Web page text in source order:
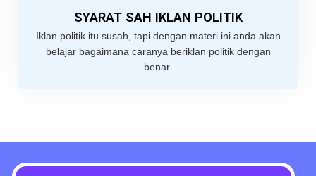
SYARAT SAH IKLAN POLITIK
Iklan politik itu susah, tapi dengan materi ini anda akan
belajar bagaimana caranya beriklan politik dengan
benar.